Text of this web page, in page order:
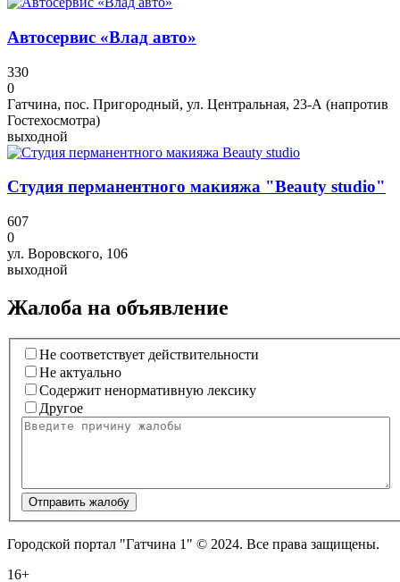
Автосервис «Влад авто»
330
0
Гатчина, пос. Пригородный, ул. Центральная, 23-А (напротив
Гостехосмотра)
выходной
Студия перманентного макияжа "Beauty studio"
607
0
ул. Воровского, 106
выходной
Жалоба на объявление
Не соответствует действительности
Не актуально
Содержит ненормативную лексику
Другое
Отправить жалобу
Городской портал "Гатчина 1" © 2024. Все права защищены.
16+